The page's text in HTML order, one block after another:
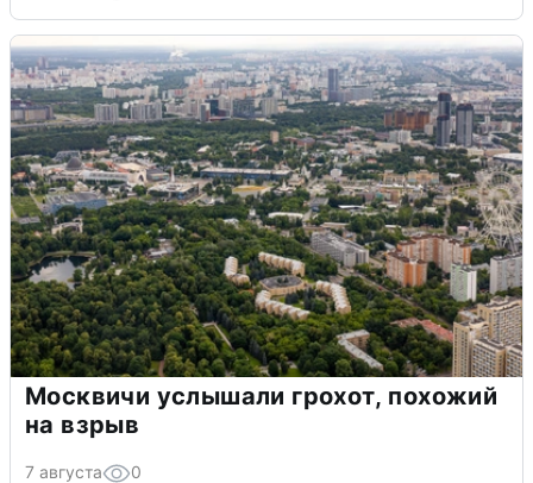
Москвичи услышали грохот, похожий
на взрыв
7 августа 0